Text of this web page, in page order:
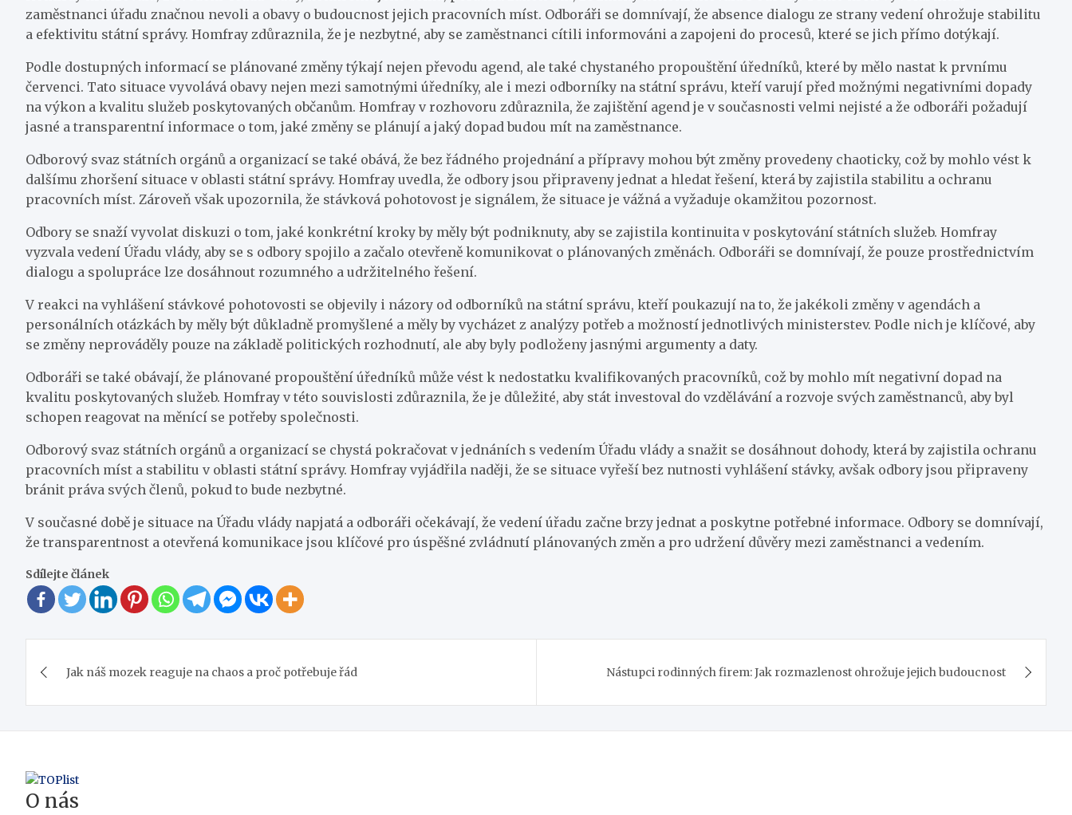
zaměstnanci úřadu značnou nevoli a obavy o budoucnost jejich pracovních míst. Odboráři se domnívají, že absence dialogu ze strany vedení ohrožuje stabilitu
a efektivitu státní správy. Homfray zdůraznila, že je nezbytné, aby se zaměstnanci cítili informováni a zapojeni do procesů, které se jich přímo dotýkají.
Podle dostupných informací se plánované změny týkají nejen převodu agend, ale také chystaného propouštění úředníků, které by mělo nastat k prvnímu
červenci. Tato situace vyvolává obavy nejen mezi samotnými úředníky, ale i mezi odborníky na státní správu, kteří varují před možnými negativními dopady
na výkon a kvalitu služeb poskytovaných občanům. Homfray v rozhovoru zdůraznila, že zajištění agend je v současnosti velmi nejisté a že odboráři požadují
jasné a transparentní informace o tom, jaké změny se plánují a jaký dopad budou mít na zaměstnance.
Odborový svaz státních orgánů a organizací se také obává, že bez řádného projednání a přípravy mohou být změny provedeny chaoticky, což by mohlo vést k
dalšímu zhoršení situace v oblasti státní správy. Homfray uvedla, že odbory jsou připraveny jednat a hledat řešení, která by zajistila stabilitu a ochranu
pracovních míst. Zároveň však upozornila, že stávková pohotovost je signálem, že situace je vážná a vyžaduje okamžitou pozornost.
Odbory se snaží vyvolat diskuzi o tom, jaké konkrétní kroky by měly být podniknuty, aby se zajistila kontinuita v poskytování státních služeb. Homfray
vyzvala vedení Úřadu vlády, aby se s odbory spojilo a začalo otevřeně komunikovat o plánovaných změnách. Odboráři se domnívají, že pouze prostřednictvím
dialogu a spolupráce lze dosáhnout rozumného a udržitelného řešení.
V reakci na vyhlášení stávkové pohotovosti se objevily i názory od odborníků na státní správu, kteří poukazují na to, že jakékoli změny v agendách a
personálních otázkách by měly být důkladně promyšlené a měly by vycházet z analýzy potřeb a možností jednotlivých ministerstev. Podle nich je klíčové, aby
se změny neprováděly pouze na základě politických rozhodnutí, ale aby byly podloženy jasnými argumenty a daty.
Odboráři se také obávají, že plánované propouštění úředníků může vést k nedostatku kvalifikovaných pracovníků, což by mohlo mít negativní dopad na
kvalitu poskytovaných služeb. Homfray v této souvislosti zdůraznila, že je důležité, aby stát investoval do vzdělávání a rozvoje svých zaměstnanců, aby byl
schopen reagovat na měnící se potřeby společnosti.
Odborový svaz státních orgánů a organizací se chystá pokračovat v jednáních s vedením Úřadu vlády a snažit se dosáhnout dohody, která by zajistila ochranu
pracovních míst a stabilitu v oblasti státní správy. Homfray vyjádřila naději, že se situace vyřeší bez nutnosti vyhlášení stávky, avšak odbory jsou připraveny
bránit práva svých členů, pokud to bude nezbytné.
V současné době je situace na Úřadu vlády napjatá a odboráři očekávají, že vedení úřadu začne brzy jednat a poskytne potřebné informace. Odbory se domnívají,
že transparentnost a otevřená komunikace jsou klíčové pro úspěšné zvládnutí plánovaných změn a pro udržení důvěry mezi zaměstnanci a vedením.
Sdílejte článek
pro
Jak náš mozek reaguje na chaos a proč potřebuje řád Nástupci rodinných firem: Jak rozmazlenost ohrožuje jejich budoucnost
O nás